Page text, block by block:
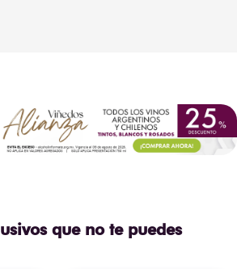
que no te puedes